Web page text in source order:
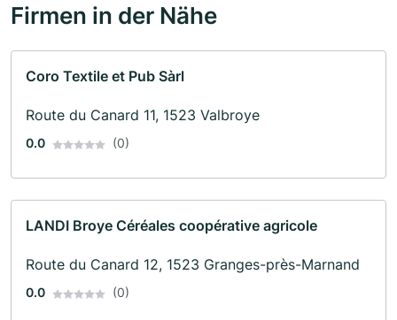
Firmen in der Nähe
Coro Textile et Pub Sàrl
Route du Canard 11, 1523 Valbroye
0.0 (0)
LANDI Broye Céréales coopérative agricole
Route du Canard 12, 1523 Granges-près-Marnand
0.0 (0)